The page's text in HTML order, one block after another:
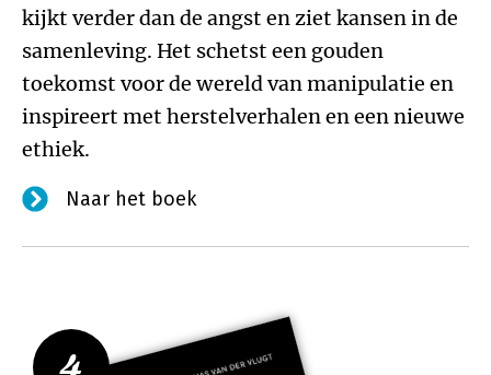
kijkt verder dan de angst en ziet kansen in de
samenleving. Het schetst een gouden
toekomst voor de wereld van manipulatie en
inspireert met herstelverhalen en een nieuwe
ethiek.
Naar het boek